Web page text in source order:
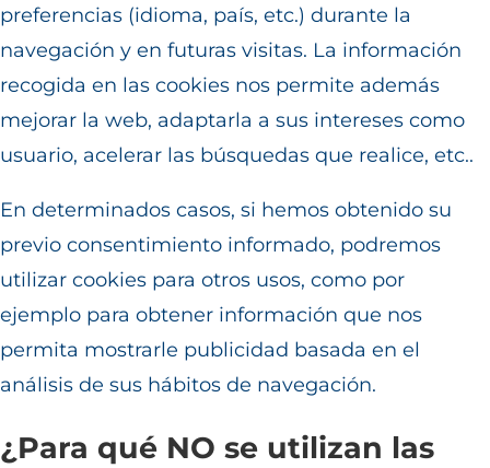
preferencias (idioma, país, etc.) durante la
navegación y en futuras visitas. La información
recogida en las cookies nos permite además
mejorar la web, adaptarla a sus intereses como
usuario, acelerar las búsquedas que realice, etc..
En determinados casos, si hemos obtenido su
previo consentimiento informado, podremos
utilizar cookies para otros usos, como por
ejemplo para obtener información que nos
permita mostrarle publicidad basada en el
análisis de sus hábitos de navegación.
¿Para qué NO se utilizan las